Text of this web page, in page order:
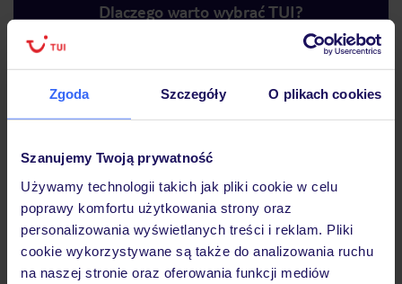
Zgoda Szczegóły O plikach cookies
Szanujemy Twoją prywatność
Używamy technologii takich jak pliki cookie w celu
poprawy komfortu użytkowania strony oraz
personalizowania wyświetlanych treści i reklam. Pliki
cookie wykorzystywane są także do analizowania ruchu
na naszej stronie oraz oferowania funkcji mediów
Dlaczego warto wybrać TUI?
podróży w Polsce
Hotel